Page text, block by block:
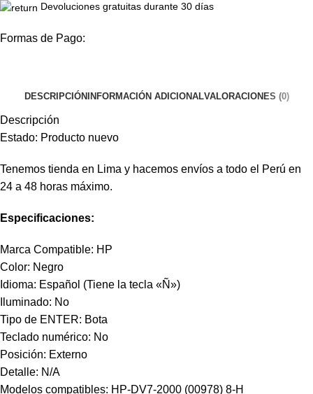
Devoluciones gratuitas durante 30 días
Formas de Pago:
DESCRIPCIÓN INFORMACIÓN ADICIONALVALORACIONES (0)
Descripción
Estado: Producto nuevo
Tenemos tienda en Lima y hacemos envíos a todo el Perú en
24 a 48 horas máximo.
Especificaciones:
Marca Compatible: HP
Color: Negro
Idioma: Español (Tiene la tecla «Ñ»)
Iluminado: No
Tipo de ENTER: Bota
Teclado numérico: No
Posición: Externo
Detalle: N/A
Modelos compatibles: HP-DV7-2000 (00978) 8-H